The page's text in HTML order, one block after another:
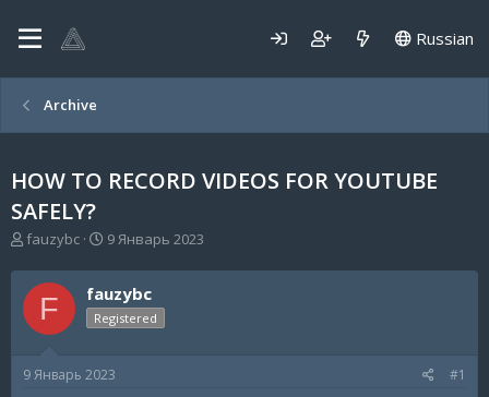
Russian
Archive
HOW TO RECORD VIDEOS FOR YOUTUBE
SAFELY?
А
т
о
р
т
м
fauzybc
Д
т
а
н
а
9 Январь 2023
F fauzybc
Registered
9 Январь 2023 #1